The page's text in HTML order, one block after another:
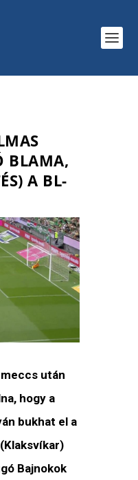
BLAMA,
A BL-
után
hogy a
bukhat el a
Bajnokok